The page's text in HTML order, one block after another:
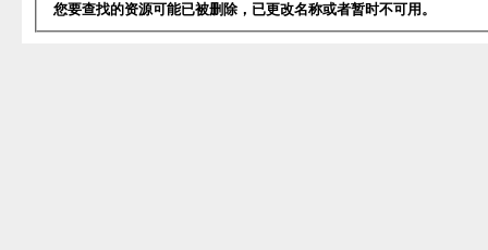
您要查找的资源可能已被删除，已更改名称或者暂时不可用。